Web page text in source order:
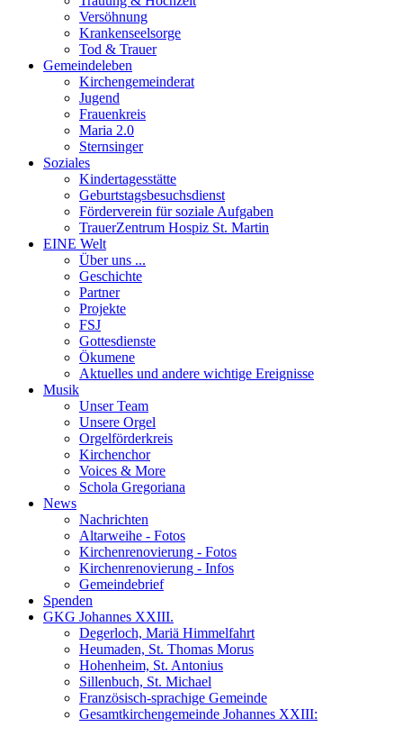
Versöhnung
Krankenseelsorge
Tod & Trauer
Gemeindeleben
Kirchengemeinderat
Jugend
Frauenkreis
Maria 2.0
Sternsinger
Soziales
Kindertagesstätte
Geburtstagsbesuchsdienst
Förderverein für soziale Aufgaben
TrauerZentrum Hospiz St. Martin
EINE Welt
Über uns ...
Geschichte
Partner
Projekte
FSJ
Gottesdienste
Ökumene
Aktuelles und andere wichtige Ereignisse
Musik
Unser Team
Unsere Orgel
Orgelförderkreis
Kirchenchor
Voices & More
Schola Gregoriana
News
Nachrichten
Altarweihe - Fotos
Kirchenrenovierung - Fotos
Kirchenrenovierung - Infos
Gemeindebrief
Spenden
GKG Johannes XXIII.
Degerloch, Mariä Himmelfahrt
Heumaden, St. Thomas Morus
Hohenheim, St. Antonius
Sillenbuch, St. Michael
Französisch-sprachige Gemeinde
Gesamtkirchengemeinde Johannes XXIII: